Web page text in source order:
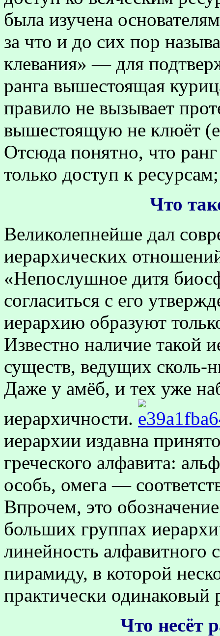
была изучена
за что и до сих пор
клевания» — для
ранга вышестоящая
правило не вызывает
вышестоящую не клюёт
Отсюда понятно, что
только доступ к
Что
Великолепнейше дал
иерархических
«Непослушное дитя
согласиться с его
иерархию образуют
Известно наличие такой
существ, ведущих сколь-
Даже у амёб, и тех уже
иерархичности.
иерархии издавна
греческого алфавита:
особь, омега —
Впрочем, это
больших группах
линейность алфавитного
пирамиду, в которой
практически одинаковый
Что несёт